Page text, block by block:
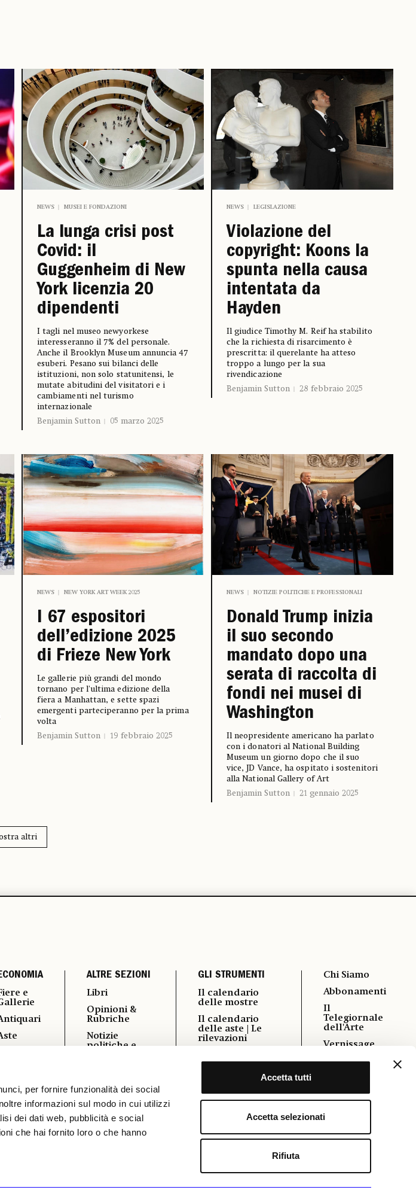
per fornire funzionalità dei social
informazioni sul modo in cui utilizzi
dei dati web, pubblicità e social
che hai fornito loro o che hanno
Accetta tutti
Accetta selezionati
Rifiuta
NEWS MUSEI E FONDAZIONI
La lunga crisi post
Covid: il
Guggenheim di New
York licenzia 20
dipendenti
I tagli nel museo newyorkese
interesseranno il 7% del personale.
Anche il Brooklyn Museum annuncia 47
esuberi. Pesano sui bilanci delle
istituzioni, non solo statunitensi, le
mutate abitudini del visitatori e i
cambiamenti nel turismo
internazionale
Benjamin Sutton
05 marzo 2025
NEWS LEGISLAZIONE
Violazione del
copyright: Koons la
spunta nella causa
intentata da
Hayden
Il giudice Timothy M. Reif ha stabilito
che la richiesta di risarcimento è
prescritta: il querelante ha atteso
troppo a lungo per la sua
rivendicazione
Benjamin Sutton
28 febbraio 2025
NEWS NEW YORK ART WEEK 2025
I 67 espositori
dell’edizione 2025
di Frieze New York
Le gallerie più grandi del mondo
tornano per l'ultima edizione della
fiera a Manhattan, e sette spazi
emergenti parteciperanno per la prima
volta
Benjamin Sutton
19 febbraio 2025
NEWS NOTIZIE POLITICHE E PROFESSIONALI
Donald Trump inizia
il suo secondo
mandato dopo una
serata di raccolta di
fondi nei musei di
Washington
Il neopresidente americano ha parlato
con i donatori al National Building
Museum un giorno dopo che il suo
vice, JD Vance, ha ospitato i sostenitori
alla National Gallery of Art
Benjamin Sutton
21 gennaio 2025
altri
e
ALTRE SEZIONI
Libri
Opinioni &
Rubriche
Notizie
politiche e
Vedere a
Vernissage
GLI STRUMENTI
Il calendario
delle mostre
Il calendario
delle aste | Le
rilevazioni
Formazione
Chi Siamo
Abbonamenti
Il
Telegiornale
dell'Arte
Vernissage
Pubblicità
Cookie &
FAQ